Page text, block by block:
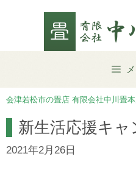
会津若松市の畳店 有限会社中川畳
新生活応援キャ
2021年2月26日